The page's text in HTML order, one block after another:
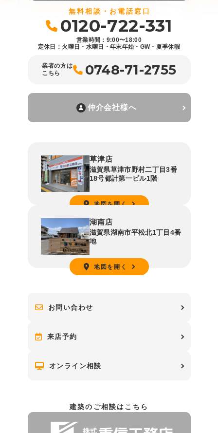
無料相談・お電話窓口
0120-722-331
営業時間：9:00〜18:00
定休日：火曜日・水曜日・年末年始・GW・夏季休暇
業者の方は
こちら
0748-71-2755
仲介会社様へ
草津店
滋賀県草津市野村二丁目3番
18号都計第一ビル1階
地図を開く
湖南店
滋賀県湖南市平松北1丁目4番
地
地図を開く
お問い合わせ
来店予約
オンライン相談
建築のご相談はこちら